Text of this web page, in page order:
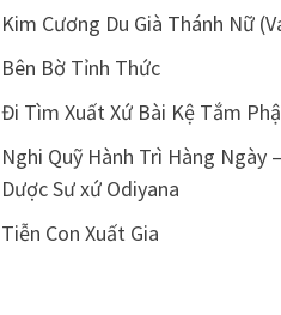
Kim Cương Du Già Thánh Nữ
Bên Bờ Tỉnh Thức
Đi Tìm Xuất Xứ Bài Kệ Tắm
Nghi Quỹ Hành Trì Hàng Ngày
Dược Sư xứ Odiyana
Tiễn Con Xuất Gia